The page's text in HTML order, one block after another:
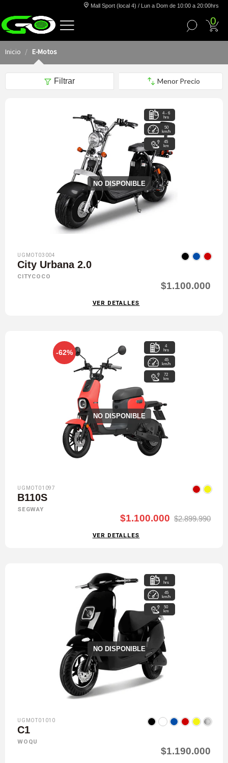
Mall Sport (local 4) / Lun a Dom de 10:00 a 20:00hrs
0
Inicio E-Motos
Filtrar
NO DISPONIBLE
4 - 6
hrs
50
km/h
45
km
UGMOT03004
City Urbana 2.0
CITYCOCO
$1.100.000
VER DETALLES
-62%
NO DISPONIBLE
4
hrs
45
km/h
72
km
UGMOT01097
B110S
SEGWAY
$1.100.000 $2.899.990
VER DETALLES
NO DISPONIBLE
8
hrs
45
km/h
50
km
UGMOT01010
C1
WOQU
$1.190.000